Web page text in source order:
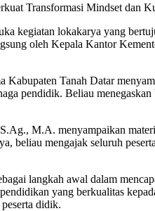
Transformasi Mindset dan
kegiatan lokakarya yang
oleh Kepala Kantor
Tanah Datar
pendidik. Beliau
M.A. menyampaikan
beliau mengajak seluruh
langkah awal dalam
yang berkualitas
didik.